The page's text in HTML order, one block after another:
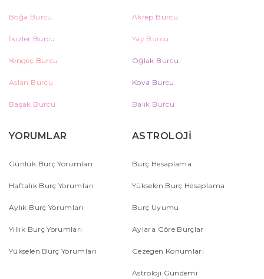
Boğa Burcu Akrep Burcu
İkizler Burcu Yay Burcu
Yengeç Burcu Oğlak Burcu
Aslan Burcu Kova Burcu
Başak Burcu Balık Burcu
YORUMLAR
Günlük Burç Yorumları
Haftalık Burç Yorumları
Aylık Burç Yorumları
Yıllık Burç Yorumları
Yükselen Burç Yorumları
ASTROLOJİ
Burç Hesaplama
Yükselen Burç Hesaplama
Burç Uyumu
Aylara Göre Burçlar
Gezegen Konumları
Astroloji Gündemi